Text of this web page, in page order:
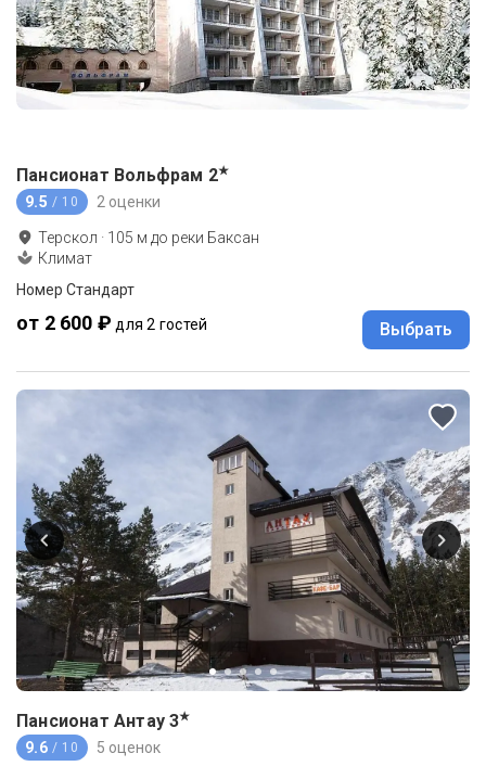
Пансионат Вольфрам 2★
9.5 / 10 2 оценки
Терскол · 105 м до реки Баксан
Климат
Номер Стандарт
от 2 600 ₽ для 2 гостей Выбрать
Пансионат Антау 3★
9.6 / 10 5 оценок